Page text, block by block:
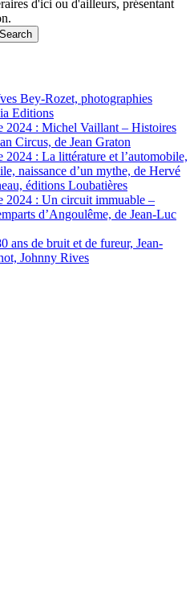
d'ici ou d'ailleurs, présentant
Bey-Rozet, photographies
Editions
2024 : Michel Vaillant – Histoires
Circus, de Jean Graton
: La littérature et l’automobile,
naissance d’un mythe, de Hervé
éditions Loubatières
2024 : Un circuit immuable –
d’Angoulême, de Jean-Luc
ans de bruit et de fureur, Jean-
Johnny Rives